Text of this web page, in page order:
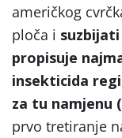
američkog
ploča i
propisuje
insekticida
za tu namjenu (
prvo tretiranje